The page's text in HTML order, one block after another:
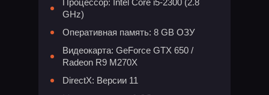
Процессор: Intel Core i5-2300 (2.8
GHz)
Оперативная память: 8 GB ОЗУ
Видеокарта: GeForce GTX 650 /
Radeon R9 M270X
DirectX: Версии 11